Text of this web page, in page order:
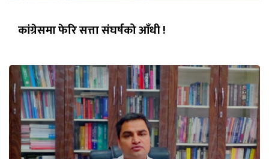
कांग्रेसमा फेरि सत्ता संघर्षको आँधी !